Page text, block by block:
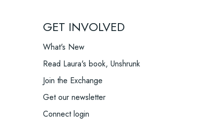
GET INVOLVED
What's New
Read Laura's book, Unshrunk
Join the Exchange
Get our newsletter
Connect login